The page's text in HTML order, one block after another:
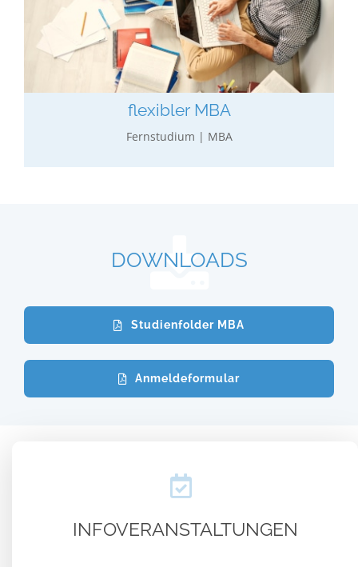
flexibler MBA
Fernstudium | MBA
Allgemeines wirtschaftliches Studium mit
Möglichkeit zur individuellen Vertiefung (= freie,
flexible Modulwahl).
mehr erfahren…
DOWNLOADS
Studienfolder MBA
Anmeldeformular
INFOVERANSTALTUNGEN